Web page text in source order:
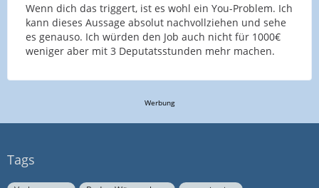
Wenn dich das triggert, ist es wohl ein You-Problem. Ich
kann dieses Aussage absolut nachvollziehen und sehe
es genauso. Ich würden den Job auch nicht für 1000€
weniger aber mit 3 Deputatsstunden mehr machen.
Werbung
Tags